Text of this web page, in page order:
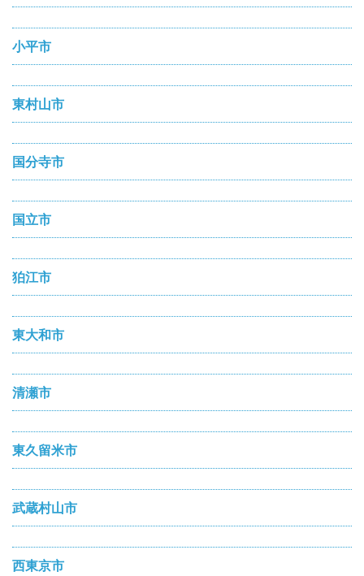
小平市
東村山市
国分寺市
国立市
狛江市
東大和市
清瀬市
東久留米市
武蔵村山市
西東京市